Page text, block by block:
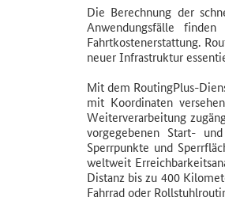
Die Berechnung der
Anwendungsfälle
Fahrtkostenerstattung.
neuer Infrastruktur
Mit dem RoutingPlus-
mit Koordinaten
Weiterverarbeitung
vorgegebenen Start-
Sperrpunkte und
weltweit
Distanz bis zu 400
Fahrrad oder